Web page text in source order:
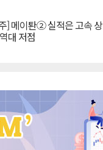
] 메이퇀② 실적은 고속 상
대 저점